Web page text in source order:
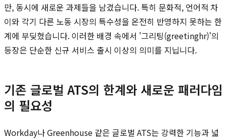
만, 동시에 새로운 과제들을 남겼습니다. 특히 문화적, 언어적 차
이와 각기 다른 노동 시장의 특수성을 온전히 반영하지 못하는 한
계에 부딪혔습니다. 이러한 배경 속에서 '그리팅(greetinghr)'의
등장은 단순한 신규 서비스 출시 이상의 의미를 지닙니다.
기존 글로벌 ATS의 한계와 새로운 패러다임
의 필요성
Workday나 Greenhouse 같은 글로벌 ATS는 강력한 기능과 넓